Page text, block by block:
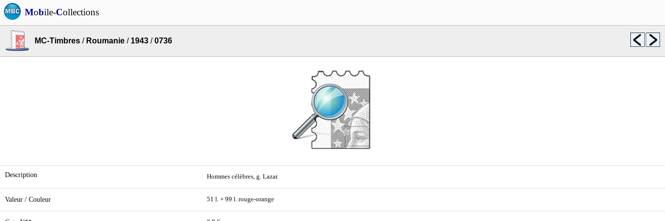
Mobile-Collections
MC-Timbres / Roumanie / 1943 /0736
Description Hommes célèbres, g. Lazar.
Valeur / Couleur 51 l. + 99 l. rouge-orange